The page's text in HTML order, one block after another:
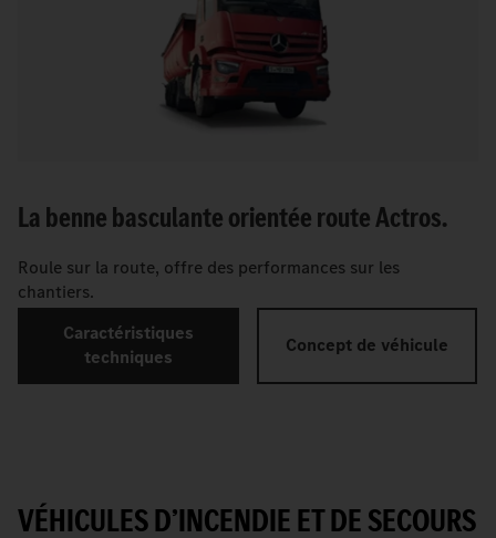
La benne basculante orientée route Actros.
Roule sur la route, offre des performances sur les
chantiers.
Caractéristiques
techniques
Concept de véhicule
VÉHICULES D’INCENDIE ET DE SECOURS